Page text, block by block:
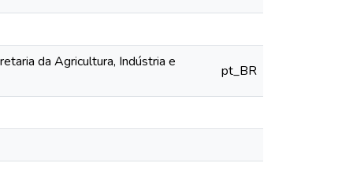
da Agricultura, Indústria e
pt_BR